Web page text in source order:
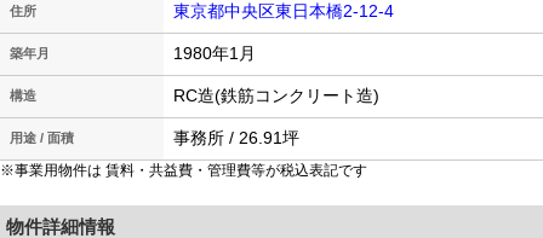
住所 東京都中央区東日本橋2-12-4
築年月 1980年1月
構造 RC造(鉄筋コンクリート造)
用途 / 面積 事務所 / 26.91坪
※事業用物件は 賃料・共益費・管理費等が税込表記です
物件詳細情報